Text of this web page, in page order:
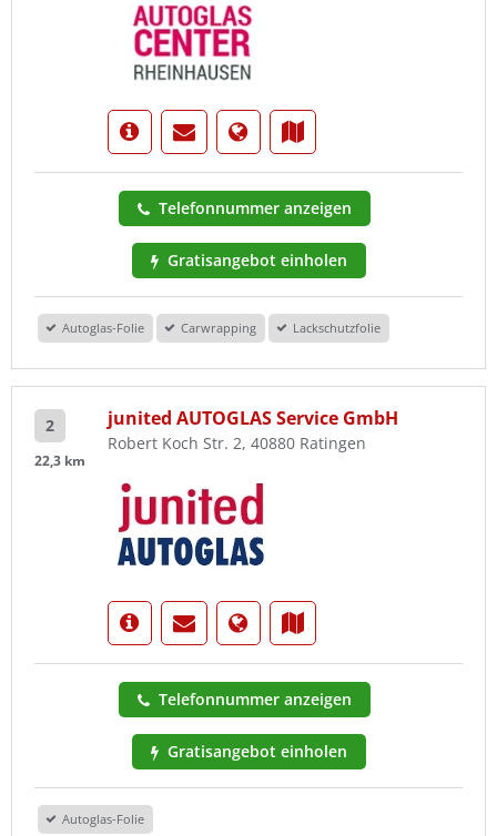
Telefonnummer anzeigen
Gratisangebot einholen
Autoglas-Folie Carwrapping Lackschutzfolie
2
22,3 km
junited AUTOGLAS Service GmbH
Robert Koch Str. 2, 40880 Ratingen
Telefonnummer anzeigen
Gratisangebot einholen
Autoglas-Folie